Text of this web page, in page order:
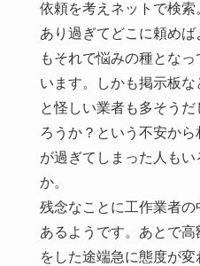
依頼を考えネットで検
あり過ぎてどこに頼め
もそれで悩みの種とな
います。しかも掲示板
と怪しい業者も多そう
ろうか？という不安か
が過ぎてしまった人もい
か。
残念なことに工作業者
あるようです。あとで
をした途端急に態度が